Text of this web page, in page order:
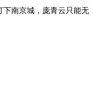
下南京城，庞青云只能无